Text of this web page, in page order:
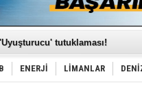
için yurt dışı harcı
hattında yeni dönem başlıyor
yeni ‘Ceza Rejimi’!
Yönetim Kurulu Başkanını
‘SoleMarin’i seçti
tarih yazıldı!
ENERJİ LİMANLAR